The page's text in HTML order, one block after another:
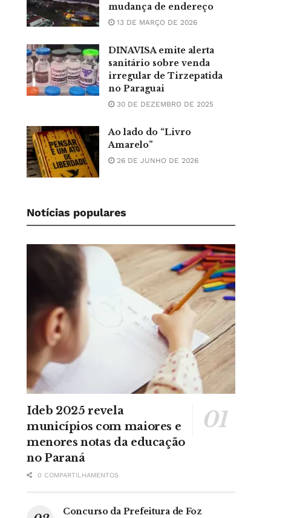
mudança de endereço
13 DE MARÇO DE 2026
DINAVISA emite alerta
sanitário sobre venda
irregular de Tirzepatida
no Paraguai
30 DE DEZEMBRO DE 2025
Ao lado do “Livro
Amarelo”
26 DE JUNHO DE 2026
Notícias populares
Ideb 2025 revela
municípios com maiores e
menores notas da educação
no Paraná
0 COMPARTILHAMENTOS
Concurso da Prefeitura de Foz